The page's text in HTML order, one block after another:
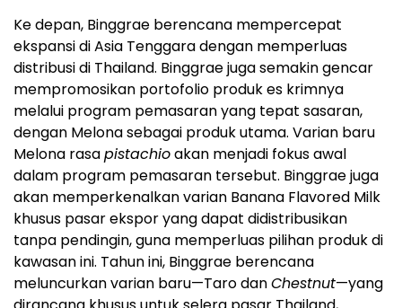
Ke depan, Binggrae berencana mempercepat
ekspansi di Asia Tenggara dengan memperluas
distribusi di Thailand. Binggrae juga semakin gencar
mempromosikan portofolio produk es krimnya
melalui program pemasaran yang tepat sasaran,
dengan Melona sebagai produk utama. Varian baru
Melona rasapistachioakan menjadi fokus awal
dalam program pemasaran tersebut. Binggrae juga
akan memperkenalkan varian Banana Flavored Milk
khusus pasar ekspor yang dapat didistribusikan
tanpa pendingin, guna memperluas pilihan produk di
kawasan ini. Tahun ini, Binggrae berencana
meluncurkan varian baru—Taro danChestnut—yang